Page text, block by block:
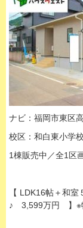
ナビ：福岡市東区
校区：和白東小学
1棟販売中／全1区
【 LDK16帖＋和
♪ 3,599万円 】※